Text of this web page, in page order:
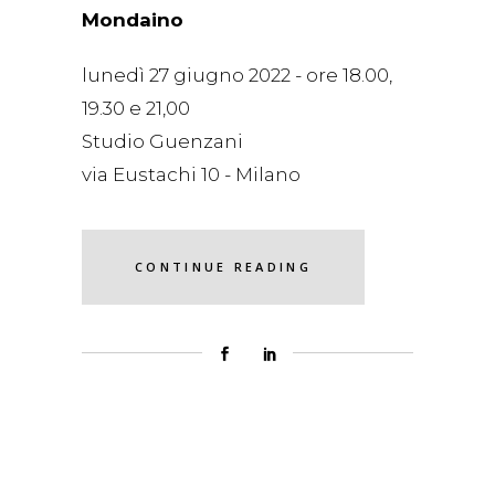
Mondaino
lunedì 27 giugno 2022 - ore 18.00,
19.30 e 21,00
Studio Guenzani
via Eustachi 10 - Milano
CONTINUE READING